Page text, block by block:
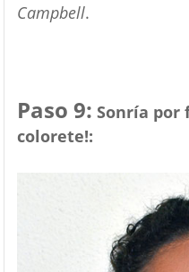
Campbell.
Paso 9: Sonría por
colorete!: